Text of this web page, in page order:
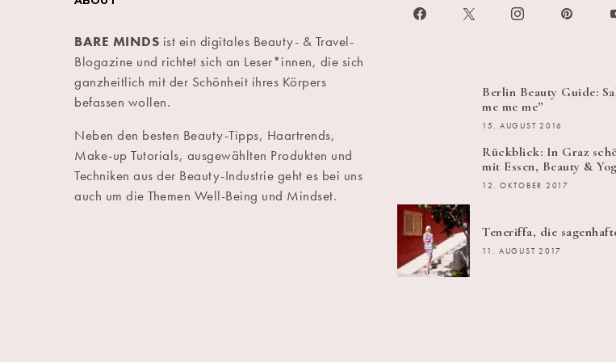
BARE MINDS ist ein digitales Beauty- & Travel-
Blogazine und richtet sich an Leser*innen, die sich
ganzheitlich mit der Schönheit ihres Körpers
befassen wollen.
Neben den besten Beauty-Tipps, Haartrends,
Make-up Tutorials, ausgewählten Produkten und
Techniken aus der Beauty-Industrie geht es bei uns
auch um die Themen Well-Being und Mindset.
Berlin Beauty Guide:
me me me”
15. AUGUST 2016
Rückblick: In Graz
mit Essen, Beauty &
12. OKTOBER 2017
Teneriffa, die
11. AUGUST 2017